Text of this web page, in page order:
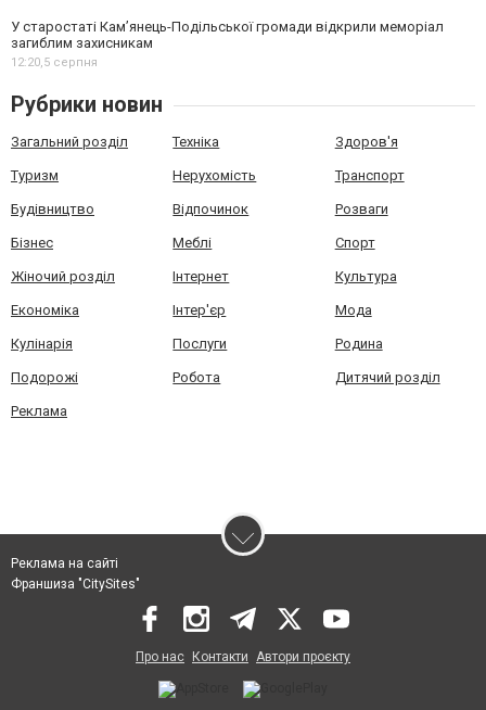
У старостаті Кам’янець-Подільської громади відкрили меморіал
загиблим захисникам
12:20,5 серпня
Рубрики новин
Загальний розділ Техніка Здоров'я
Туризм Нерухомість Транспорт
Будівництво Відпочинок Розваги
Бізнес Меблі Спорт
Жіночий розділ Інтернет Культура
Економіка Інтер'єр Мода
Кулінарія Послуги Родина
Подорожі Робота Дитячий розділ
Реклама
Реклама на сайті
Франшиза "CitySites"
Про нас Контакти Автори проєкту